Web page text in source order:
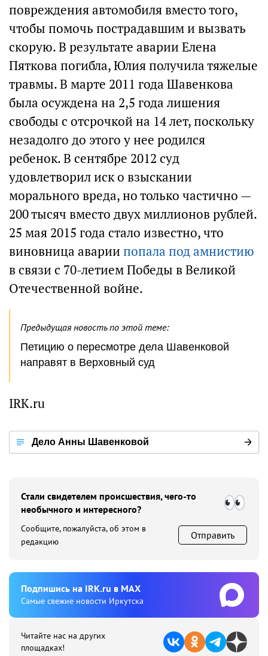
повреждения автомобиля вместо того,
чтобы помочь пострадавшим и вызвать
скорую. В результате аварии Елена
Пяткова погибла, Юлия получила тяжелые
травмы. В марте 2011 года Шавенкова
была осуждена на 2,5 года лишения
свободы с отсрочкой на 14 лет, поскольку
незадолго до этого у нее родился
ребенок. В сентябре 2012 суд
удовлетворил иск о взыскании
морального вреда, но только частично —
200 тысяч вместо двух миллионов рублей.
25 мая 2015 года стало известно, что
виновница аварии попала под амнистию
в связи с 70-летием Победы в Великой
Отечественной войне.
Предыдущая новость по этой теме:
Петицию о пересмотре дела Шавенковой
направят в Верховный суд
IRK.ru
Дело Анны Шавенковой
Стали свидетелем происшествия, чего-то
необычного и интересного?
Сообщите, пожалуйста, об этом в
редакцию
Отправить
Подпишиcь на IRK.ru в MAX
Cамые свежие новости Иркутска
Читайте нас на других
площадках!